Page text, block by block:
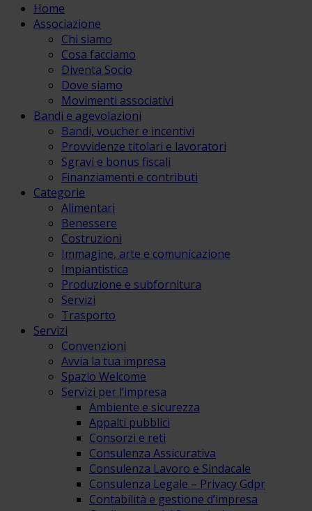
Home
Associazione
Chi siamo
Cosa facciamo
Diventa Socio
Dove siamo
Movimenti associativi
Bandi e agevolazioni
Bandi, voucher e incentivi
Provvidenze titolari e lavoratori
Sgravi e bonus fiscali
Finanziamenti e contributi
Categorie
Alimentari
Benessere
Costruzioni
Immagine, arte e comunicazione
Impiantistica
Produzione e subfornitura
Servizi
Trasporto
Servizi
Convenzioni
Avvia la tua impresa
Spazio Welcome
Servizi per l’impresa
Ambiente e sicurezza
Appalti pubblici
Consorzi e reti
Consulenza Assicurativa
Consulenza Lavoro e Sindacale
Consulenza Legale – Privacy Gdpr
Contabilità e gestione d’impresa